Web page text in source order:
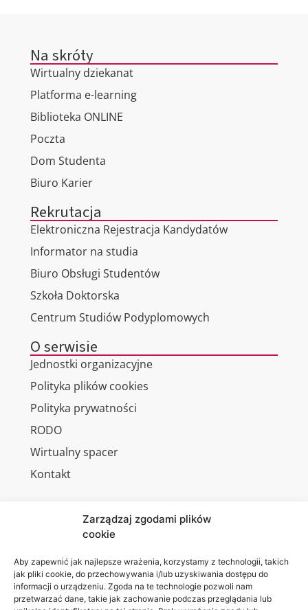
Zarządzaj zgodami plików
cookie
Aby zapewnić jak najlepsze wrażenia, korzystamy z technologii, takich
jak pliki cookie, do przechowywania i/lub uzyskiwania dostępu do
informacji o urządzeniu. Zgoda na te technologie pozwoli nam
przetwarzać dane, takie jak zachowanie podczas przeglądania lub
Na skróty
Wirtualny dziekanat
Platforma e-learning
Biblioteka ONLINE
Poczta
Dom Studenta
Biuro Karier
Rekrutacja
Elektroniczna Rejestracja Kandydatów
Informator na studia
Biuro Obsługi Studentów
Szkoła Doktorska
Centrum Studiów Podyplomowych
O serwisie
Jednostki organizacyjne
Polityka plików cookies
Polityka prywatności
RODO
Wirtualny spacer
Kontakt
Akademia
WSEI
ul.